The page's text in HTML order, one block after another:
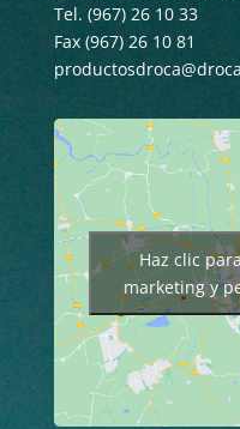
Tel. (967) 26 10 33
Fax (967) 26 10 81
Haz clic
marketing y